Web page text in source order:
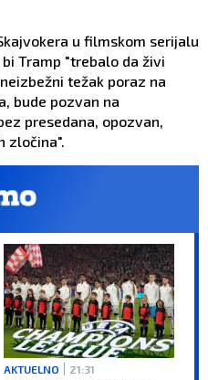
u filmskom serijalu
Tramp "trebalo da živi
težak poraz na
bude pozvan na
presedana, opozvan,
zločina".
AKTUELNO 21:31